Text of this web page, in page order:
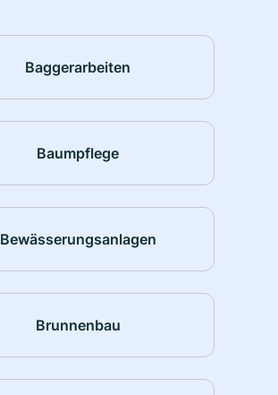
Baggerarbeiten
Baumpflege
Bewässerungsanlagen
Brunnenbau